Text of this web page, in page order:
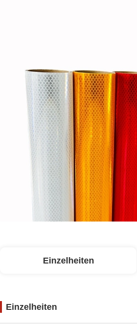
Einzelheiten
Einzelheiten